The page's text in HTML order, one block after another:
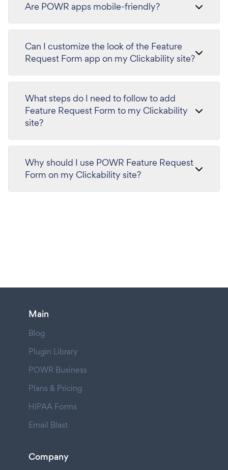
Are POWR apps mobile-friendly?
Can I customize the look of the Feature
Request Form app on my Clickability site?
What steps do I need to follow to add
Feature Request Form to my Clickability
site?
Why should I use POWR Feature Request
Form on my Clickability site?
Main
Blog
Plugin Library
POWR Business
Plans & Pricing
HIPAA Forms
Email Blast
Company